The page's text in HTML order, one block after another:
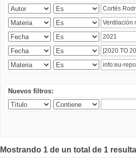
Nuevos filtros:
Mostrando 1 de un total de 1